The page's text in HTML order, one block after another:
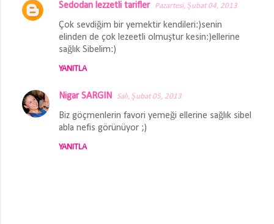
Sedodan lezzetli tarifler Pazartesi, Şubat 04, 2013
Çok sevdiğim bir yemektir kendileri:)senin
elinden de çok lezeetli olmuştur kesin:)ellerine
sağlık Sibelim:)
YANITLA
Nigar SARGIN Salı, Şubat 05, 2013
Biz göçmenlerin favori yemeği ellerine sağlık sibel
abla nefis görünüyor ;)
YANITLA